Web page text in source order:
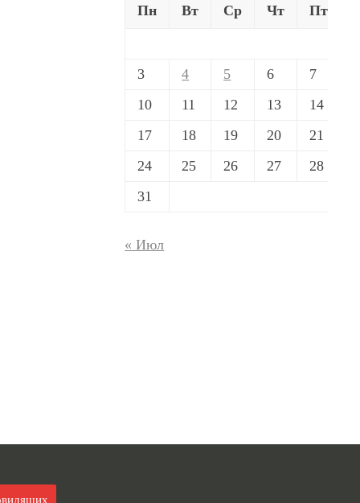
Пн
Вт Ср Чт Пт
3
4 5 6 7
10
11 12 13 14
17
18 19 20 21
24
25 26 27 28
31
« Июл